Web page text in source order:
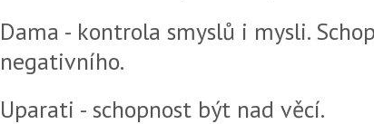
Dama - kontrola smyslů i mysli.
negativního.
Uparati - schopnost být nad věcí.